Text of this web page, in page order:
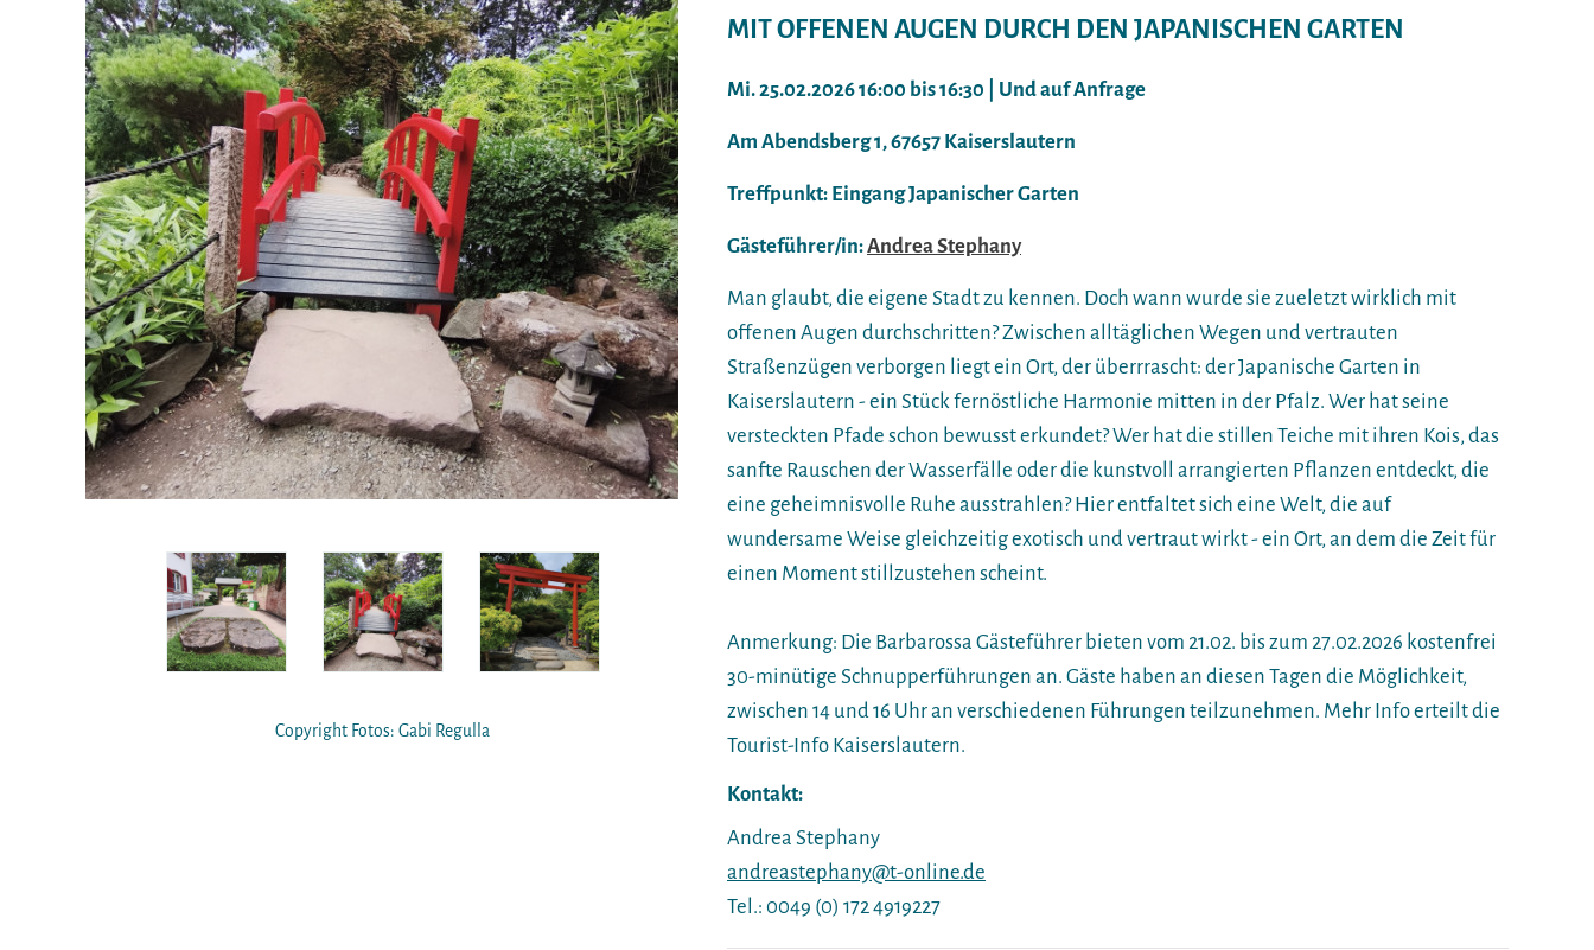
Copyright Fotos: Gabi Regulla
MIT OFFENEN AUGEN DURCH DEN JAPANISCHEN GARTEN
Mi. 25.02.2026 16:00 bis 16:30 | Und auf Anfrage
Am Abendsberg 1, 67657 Kaiserslautern
Treffpunkt: Eingang Japanischer Garten
Gästeführer/in:Andrea Stephany
Man glaubt, die eigene Stadt zu kennen. Doch wann wurde sie zueletzt wirklich mit
offenen Augen durchschritten? Zwischen alltäglichen Wegen und vertrauten
Straßenzügen verborgen liegt ein Ort, der überrrascht: der Japanische Garten in
Kaiserslautern - ein Stück fernöstliche Harmonie mitten in der Pfalz. Wer hat seine
versteckten Pfade schon bewusst erkundet? Wer hat die stillen Teiche mit ihren Kois, das
sanfte Rauschen der Wasserfälle oder die kunstvoll arrangierten Pflanzen entdeckt, die
eine geheimnisvolle Ruhe ausstrahlen? Hier entfaltet sich eine Welt, die auf
wundersame Weise gleichzeitig exotisch und vertraut wirkt - ein Ort, an dem die Zeit für
einen Moment stillzustehen scheint.
Anmerkung: Die Barbarossa Gästeführer bieten vom 21.02. bis zum 27.02.2026 kostenfrei
30-minütige Schnupperführungen an. Gäste haben an diesen Tagen die Möglichkeit,
zwischen 14 und 16 Uhr an verschiedenen Führungen teilzunehmen. Mehr Info erteilt die
Tourist-Info Kaiserslautern.
Kontakt:
Andrea Stephany
andreastephany@t-online.de
Tel.: 0049 (0) 172 4919227